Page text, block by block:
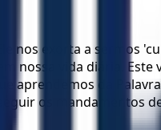
nos exorta a sermos
vida diária. Este
aprendemos da
os mandamentos